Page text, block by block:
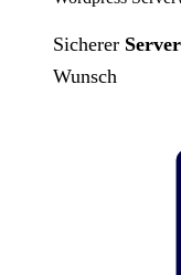
Sicherer
Wunsch